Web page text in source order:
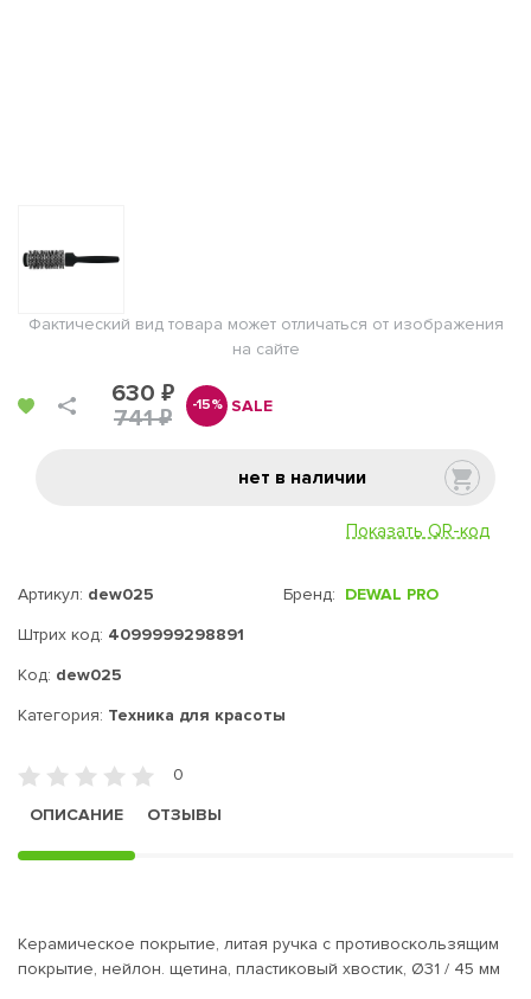
Фактический вид товара может отличаться от изображения
на сайте
630 ₽
741 ₽
-15% SALE
нет в наличии
Показать QR-код
Артикул: dew025
Штрих код: 4099999298891
Код: dew025
Бренд: DEWAL PRO
Категория: Техника для красоты
0
ОПИСАНИЕ
ОТЗЫВЫ
Керамическое покрытие, литая ручка с противоскользящим
покрытие, нейлон. щетина, пластиковый хвостик, Ø31 / 45 мм